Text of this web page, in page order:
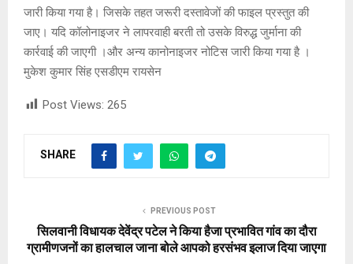
जारी किया गया है। जिसके तहत जरूरी दस्तावेजों की फाइल प्रस्तुत की
जाए। यदि कॉलोनाइजर ने लापरवाही बरती तो उसके विरुद्ध जुर्माना की
कार्रवाई की जाएगी ।और अन्य कानोनाइजर नोटिस जारी किया गया है ।
मुकेश कुमार सिंह एसडीएम रायसेन
Post Views: 265
SHARE
PREVIOUS POST
सिलवानी विधायक देवेंद्र पटेल ने किया हैजा प्रभावित गांव का दौरा
ग्रामीणजनों का हालचाल जाना बोले आपको हरसंभव इलाज दिया जाएगा